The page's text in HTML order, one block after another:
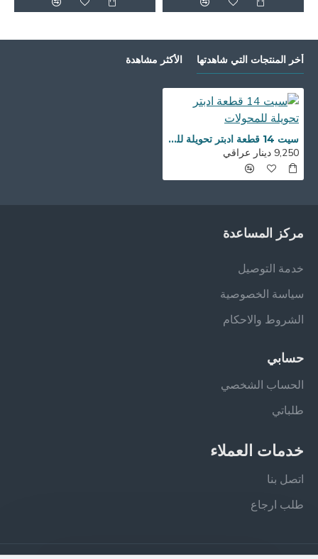
أخر المنتجات التي شاهدتها الأكثر مشاهدة
سيت 14 قطعة ادبتر تحويلة للمحولات
9,250 دينار عراقي
مركز المساعدة
خدمة التوصيل
سياسة الخصوصية
الشروط والاحكام
حسابي
الحساب الشخصي
طلباتي
خدمات العملاء
اتصل بنا
طلب ارجاع